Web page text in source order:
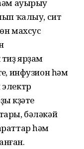
ауырыу
ҡалыу, сит
махсус
ярҙам
инфузион һәм
бәләкәй
һәм